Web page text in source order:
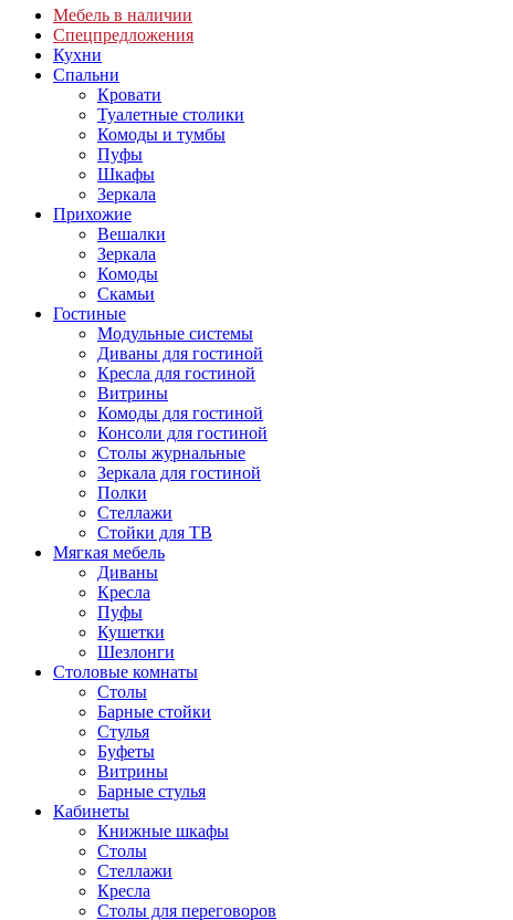
Мебель в наличии
Спецпредложения
Кухни
Спальни
Кровати
Туалетные столики
Комоды и тумбы
Пуфы
Шкафы
Зеркала
Прихожие
Вешалки
Зеркала
Комоды
Скамьи
Гостиные
Модульные системы
Диваны для гостиной
Кресла для гостиной
Витрины
Комоды для гостиной
Консоли для гостиной
Столы журнальные
Зеркала для гостиной
Полки
Стеллажи
Стойки для ТВ
Мягкая мебель
Диваны
Кресла
Пуфы
Кушетки
Шезлонги
Столовые комнаты
Столы
Барные стойки
Стулья
Буфеты
Витрины
Барные стулья
Кабинеты
Книжные шкафы
Cтолы
Стеллажи
Кресла
Столы для переговоров